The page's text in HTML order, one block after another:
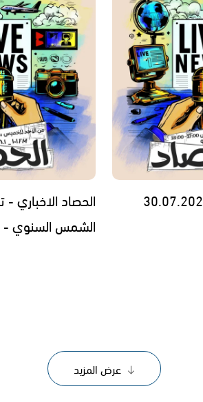
الحصاد الاخباري
الشمس السنوي - 29.07.2026
عرض المزيد